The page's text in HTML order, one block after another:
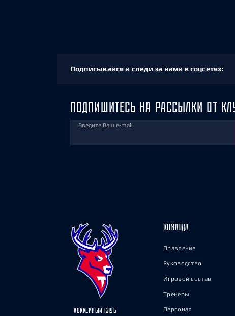
Подписывайся и следи за нами в соцсетях:
ПОДПИШИТЕСЬ НА РАССЫЛКИ ОТ
Введите Ваш e-mail
ХОККЕЙНЫЙ КЛУБ
КОМАНДА
Правление
Руководство
Игровой состав
Тренеры
Персонал